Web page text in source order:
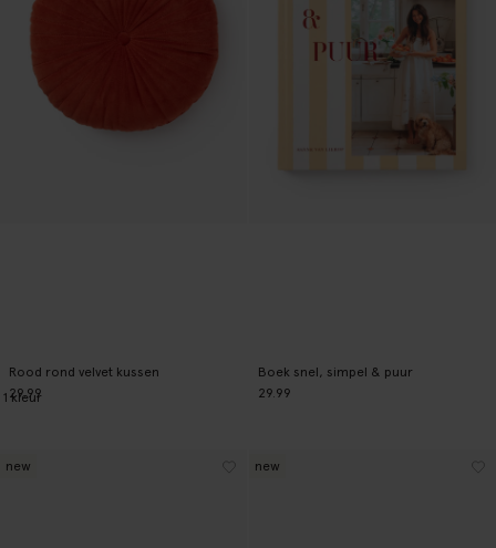
Rood rond velvet kussen
29.99
1 kleur
Boek snel, simpel & puur
29.99
new new